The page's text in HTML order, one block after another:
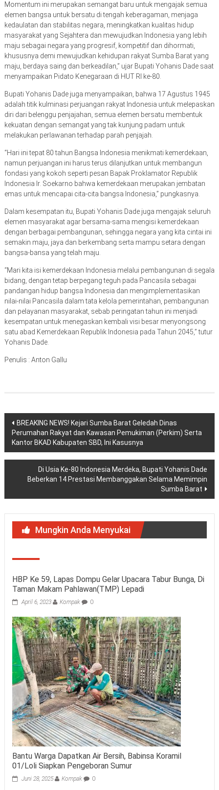
Momentum ini merupakan semangat baru untuk mengajak semua
elemen bangsa untuk bersatu di tengah keberagaman, menjaga
kedaulatan dan stabilitas negara, meningkatkan kualitas hidup
masyarakat yang Sejahtera dan mewujudkan Indonesia yang lebih
maju sebagai negara yang progresif, kompetitif dan dihormati,
khususnya demi mewujudkan kehidupan rakyat Sumba Barat yang
maju, berdaya saing dan berkeadilan,” ujar Bupati Yohanis Dade saat
menyampaikan Pidato Kenegaraan di HUT RI ke-80.
Bupati Yohanis Dade juga menyampaikan, bahwa 17 Agustus 1945
adalah titik kulminasi perjuangan rakyat Indonesia untuk melepaskan
diri dari belenggu penjajahan, semua elemen bersatu membentuk
kekuatan dengan semangat yang tak kunjung padam untuk
melakukan perlawanan terhadap parah penjajah.
“Hari ini tepat 80 tahun Bangsa Indonesia menikmati kemerdekaan,
namun perjuangan ini harus terus dilanjutkan untuk membangun
fondasi yang kokoh seperti pesan Bapak Proklamator Republik
Indonesia Ir. Soekarno bahwa kemerdekaan merupakan jembatan
emas untuk mencapai cita-cita bangsa Indonesia,” pungkasnya.
Dalam kesempatan itu, Bupati Yohanis Dade juga mengajak seluruh
elemen masyarakat agar bersama-sama mengisi kemerdekaan
dengan berbagai pembangunan, sehingga negara yang kita cintai ini
semakin maju, jaya dan berkembang serta mampu setara dengan
bangsa-bansa yang telah maju.
“Mari kita isi kemerdekaan Indonesia melalui pembangunan di segala
bidang, dengan tetap berpegang teguh pada Pancasila sebagai
pandangan hidup bangsa Indonesia dan mengimplementasikan
nilai-nilai Pancasila dalam tata kelola pemerintahan, pembangunan
dan pelayanan masyarakat, sebab peringatan tahun ini menjadi
kesempatan untuk menegaskan kembali visi besar menyongsong
satu abad Kemerdekaan Republik Indonesia pada Tahun 2045,” tutur
Yohanis Dade.
Penulis : Anton Gallu
Navigasi
pos
BREAKING NEWS! Kejari Sumba Barat Geledah Dinas
Perumahan Rakyat dan Kawasan Pemukiman (Perkim) Serta
Kantor BKAD Kabupaten SBD, Ini Kasusnya
Di Usia Ke-80 Indonesia Merdeka, Bupati Yohanis Dade
Beberkan 14 Prestasi Membanggakan Selama Memimpin
Sumba Barat
Mungkin Anda Menyukai
HBP Ke 59, Lapas Dompu Gelar Upacara Tabur Bunga, Di
Taman Makam Pahlawan(TMP) Lepadi
April 6, 2023 Kompak 0
Bantu Warga Dapatkan Air Bersih, Babinsa Koramil
01/Loli Siapkan Pengeboran Sumur
Juni 28, 2025 Kompak 0